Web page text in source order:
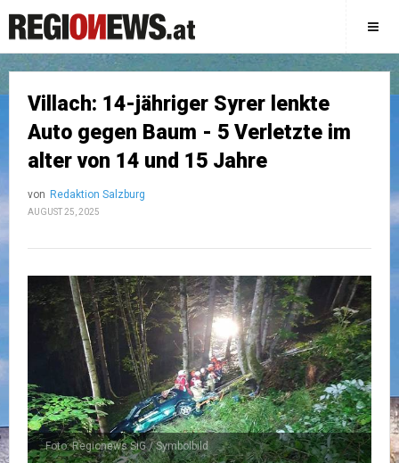
Villach: 14-jähriger Syrer lenkte
Auto gegen Baum - 5 Verletzte im
alter von 14 und 15 Jahre
von Redaktion Salzburg
AUGUST 25, 2025
Foto: Regionews SiG / Symbolbild